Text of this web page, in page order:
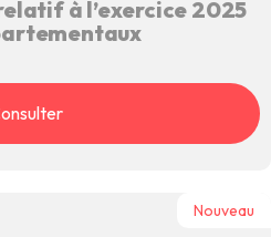
à l’exercice 2025
Nouveau